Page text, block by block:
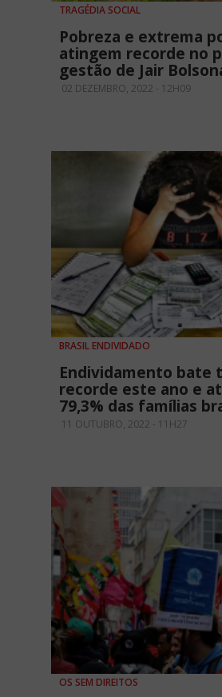
TRAGÉDIA SOCIAL
Pobreza e extrema
atingem recorde no
gestão de Jair
02 DEZEMBRO, 2022 - 12H09
BRASIL ENDIVIDADO
Endividamento bate
recorde este ano e
79,3% das famílias
11 OUTUBRO, 2022 - 11H27
OS SEM DIREITOS